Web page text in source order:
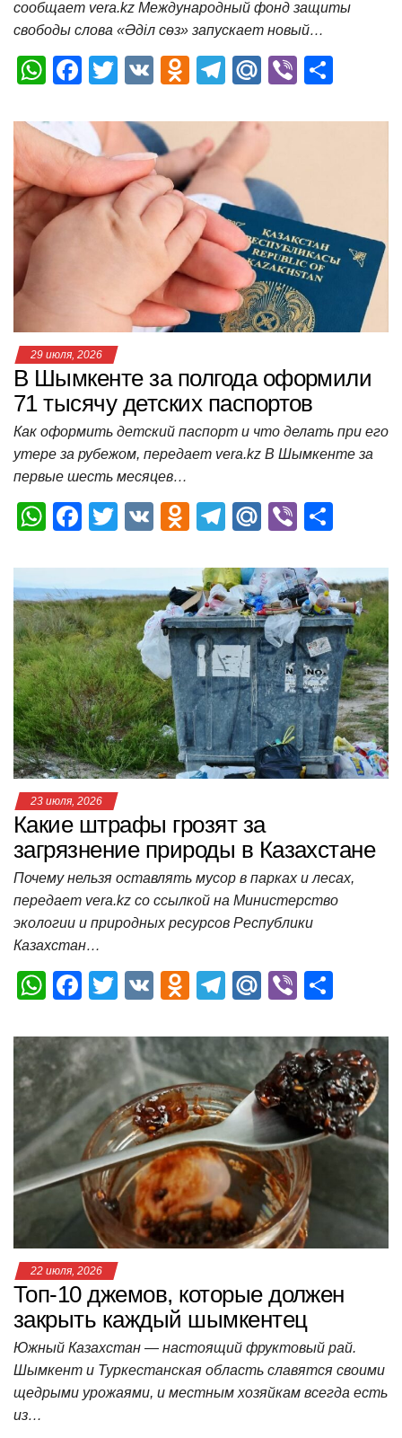
сообщает vera.kz Международный фонд защиты
свободы слова «Әділ сөз» запускает новый…
W
at
s
A
p
F
c
e
b
o
T
tt
er
V
O
n
o
kl
a
ss
ni
ki
T
e
gr
m
M
.R
u
Vi
er п
и
т
29 июля, 2026
В Шымкенте за полгода оформили
71 тысячу детских паспортов
Как оформить детский паспорт и что делать при его
утере за рубежом, передает vera.kz В Шымкенте за
первые шесть месяцев…
W
at
s
A
p
p
F
c
e
b
o
o
k
T
tt
er
V
O
n
o
kl
a
ss
ni
ki
T
e
gr
a
m
M
.R
u
Vi
er п
р
а
в
и
т
ь
23 июля, 2026
Какие штрафы грозят за
загрязнение природы в Казахстане
Почему нельзя оставлять мусор в парках и лесах,
передает vera.kz со ссылкой на Министерство
экологии и природных ресурсов Республики
Казахстан…
W
at
s
A
p
p
F
c
e
b
o
o
k
T
tt
er
V
O
n
o
kl
a
ss
ni
ki
T
e
gr
a
m
M
.R
u
Vi
er п
р
а
в
ь
22 июля, 2026
Топ-10 джемов, которые должен
закрыть каждый шымкентец
Южный Казахстан — настоящий фруктовый рай.
Шымкент и Туркестанская область славятся своими
щедрыми урожаями, и местным хозяйкам всегда есть
из…